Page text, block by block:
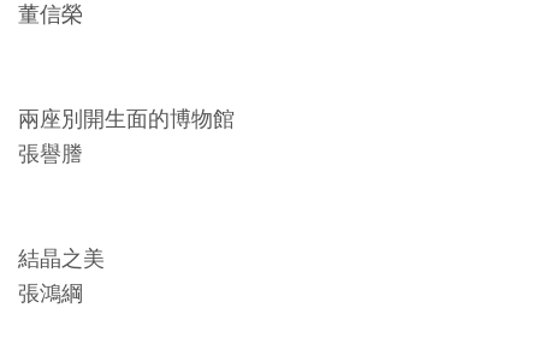
私
資
訊
宣
告
董信榮
兩座別開生面的博物館
張譽謄
結晶之美
張鴻綱